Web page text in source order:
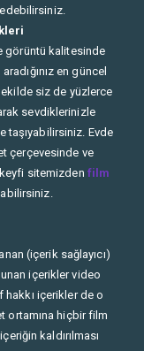
görüntü kalitesinde
en güncel
siz de yüzlerce
sevdiklerinizle
taşıyabilirsiniz. Evde
çerçevesinde ve
sitemizden film
(içerik sağlayıcı)
içerikler video
hakkı içerikler de o
ortamına hiçbir film
kaldırılması